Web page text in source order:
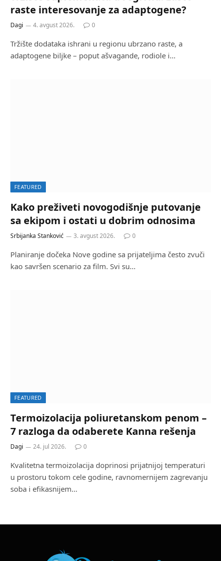
raste interesovanje za adaptogene?
Dagi 4. avgust 2026. 0
Tržište dodataka ishrani u regionu ubrzano raste, a
adaptogene biljke – poput ašvagande, rodiole i…
FEATURED
Kako preživeti novogodišnje putovanje
sa ekipom i ostati u dobrim odnosima
Srbijanka Stanković 3. avgust 2026. 0
Planiranje dočeka Nove godine sa prijateljima često zvuči
kao savršen scenario za film. Svi su…
FEATURED
Termoizolacija poliuretanskom penom –
7 razloga da odaberete Kanna rešenja
Dagi 24. jul 2026. 0
Kvalitetna termoizolacija doprinosi prijatnijoj temperaturi
u prostoru tokom cele godine, ravnomernijem zagrevanju
soba i efikasnijem…